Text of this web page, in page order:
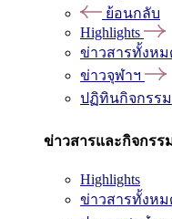
ย้อนกลับ
Highlights
ข่าวสารทั้งหม
ข่าวจุฬาฯ
ปฏิทินกิจกรรม
ข่าวสารและกิจกรร
Highlights
ข่าวสารทั้งหม